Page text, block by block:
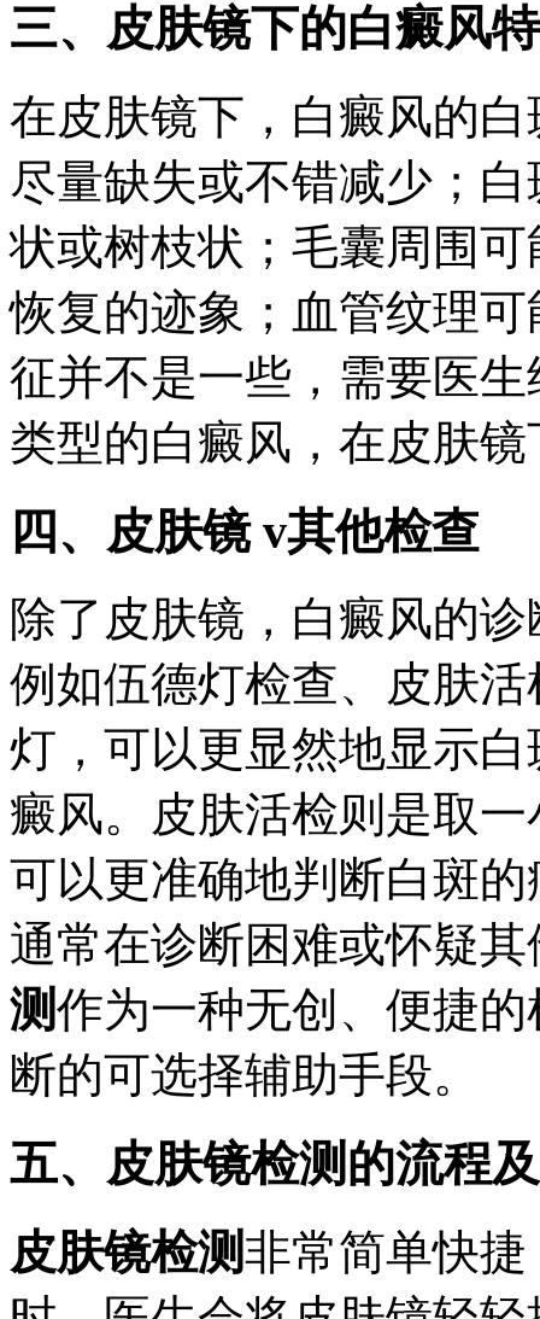
三、皮肤镜下的白癜风
在皮肤镜下，白癜风的
尽量缺失或不错减少；
状或树枝状；毛囊周围
恢复的迹象；血管纹理
征并不是一些，需要医
类型的白癜风，在皮肤
四、皮肤镜 v其他检查
除了皮肤镜，白癜风的
例如伍德灯检查、皮肤
灯，可以更显然地显示
癜风。皮肤活检则是取
可以更准确地判断白斑
通常在诊断困难或怀疑
测作为一种无创、便捷
断的可选择辅助手段。
五、皮肤镜检测的流程
皮肤镜检测非常简单快